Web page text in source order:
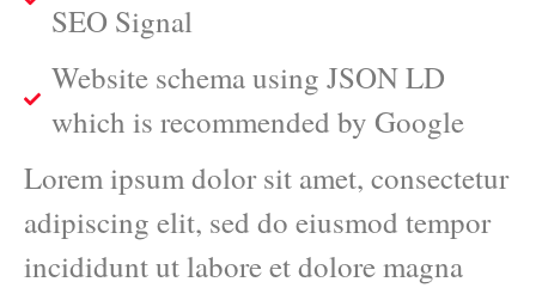
SEO Signal
Website schema using JSON LD
which is recommended by Google
Lorem ipsum dolor sit amet, consectetur
adipiscing elit, sed do eiusmod tempor
incididunt ut labore et dolore magna